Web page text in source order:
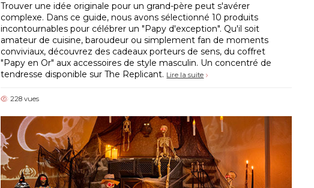
Trouver une idée originale pour un grand-père peut s'avérer
complexe. Dans ce guide, nous avons sélectionné 10 produits
incontournables pour célébrer un "Papy d'exception". Qu'il soit
amateur de cuisine, baroudeur ou simplement fan de moments
conviviaux, découvrez des cadeaux porteurs de sens, du coffret
"Papy en Or" aux accessoires de style masculin. Un concentré de
tendresse disponible sur The Replicant. Lire la suite
228 vues